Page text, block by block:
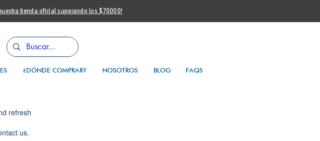
tienda oficial superando los $70000!
¿DÓNDE COMPRAR? NOSOTROS BLOG FAQS
refresh
us.